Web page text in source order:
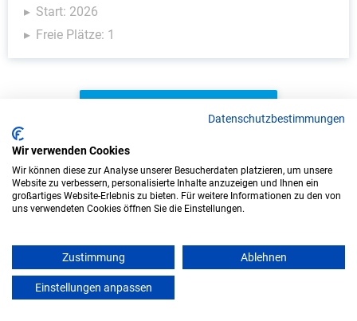
Start: 2026
Freie Plätze: 1
Weitere Ausbildungsplätze
IT/Computer - Ausbildungsplätze
Datenschutzbestimmungen
Wir verwenden Cookies
Wir können diese zur Analyse unserer Besucherdaten platzieren, um unsere
Website zu verbessern, personalisierte Inhalte anzuzeigen und Ihnen ein
großartiges Website-Erlebnis zu bieten. Für weitere Informationen zu den von
uns verwendeten Cookies öffnen Sie die Einstellungen.
Zustimmung Ablehnen
Einstellungen anpassen